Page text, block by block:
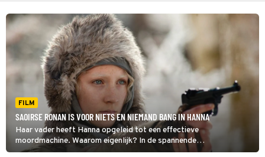
FILM
SAOIRSE RONAN IS VOOR NIETS EN NIEMAND BANG IN HANNA
Haar vader heeft Hanna opgeleid tot een effectieve
moordmachine. Waarom eigenlijk? In de spannende
actiethriller Hanna wordt dat duidelijk.